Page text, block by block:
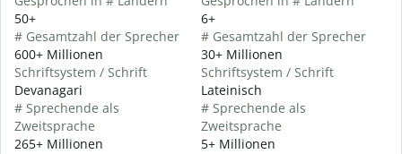
50+
# Gesamtzahl der Sprecher
600+ Millionen
Schriftsystem / Schrift
Devanagari
# Sprechende als
Zweitsprache
265+ Millionen
6+
# Gesamtzahl der Sprecher
30+ Millionen
Schriftsystem / Schrift
Lateinisch
# Sprechende als
Zweitsprache
5+ Millionen